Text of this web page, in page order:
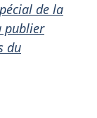
de la
publier
du